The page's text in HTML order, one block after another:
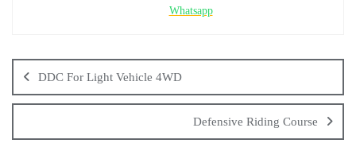
Whatsapp
DDC For Light Vehicle 4WD
Defensive Riding Course